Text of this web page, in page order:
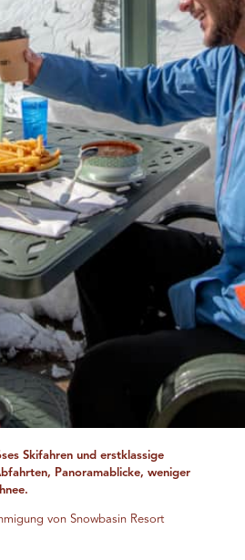
Skifahren und erstklassige
Panoramablicke, weniger
von Snowbasin Resort